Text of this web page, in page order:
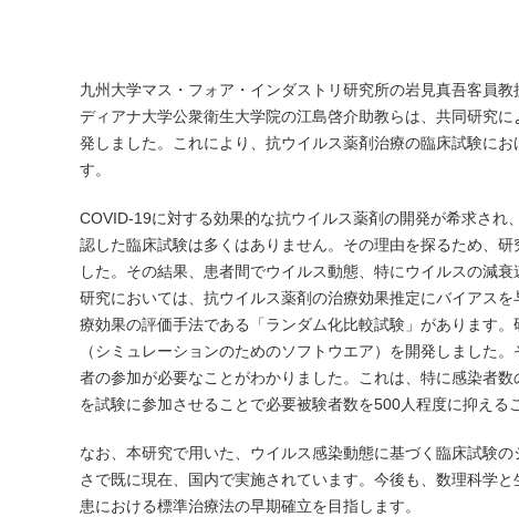
九州大学マス・フォア・インダストリ研究所の岩見真吾客員
ディアナ大学公衆衛生大学院の江島啓介助教らは、共同研究
発しました。これにより、抗ウイルス薬剤治療の臨床試験に
す。
COVID-19に対する効果的な抗ウイルス薬剤の開発が希求さ
認した臨床試験は多くはありません。その理由を探るため、
した。その結果、患者間でウイルス動態、特にウイルスの減
研究においては、抗ウイルス薬剤の治療効果推定にバイアス
療効果の評価手法である「ランダム化比較試験」があります
（シミュレーションのためのソフトウエア）を開発しました
者の参加が必要なことがわかりました。これは、特に感染者
を試験に参加させることで必要被験者数を500人程度に抑える
なお、本研究で用いた、ウイルス感染動態に基づく臨床試験
さで既に現在、国内で実施されています。今後も、数理科学
患における標準治療法の早期確立を目指します。